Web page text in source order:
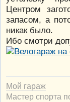
Центром
запасом, а
никак было.
Ибо смотри
Мой гараж
Мастер спорта